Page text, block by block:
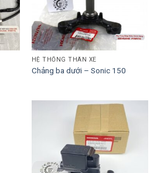
HỆ THỐNG THÂN XE
Chảng ba dưới – Sonic 150